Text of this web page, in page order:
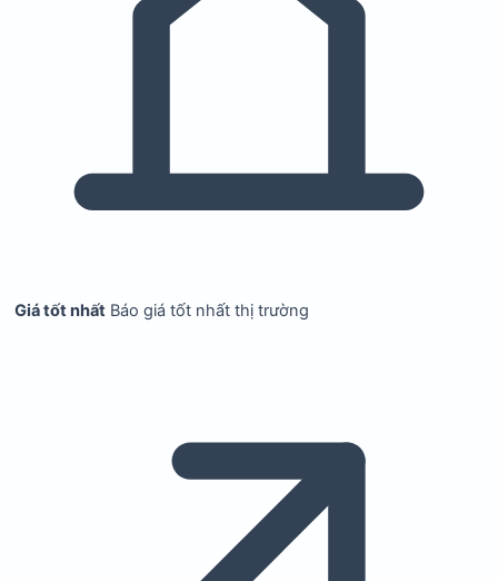
Giá tốt nhất Báo giá tốt nhất thị trường